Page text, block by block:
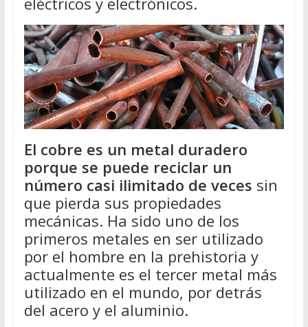
El cobre es un metal duradero
porque se puede reciclar un
número casi ilimitado de veces sin
que pierda sus propiedades
mecánicas. Ha sido uno de los
primeros metales en ser utilizado
por el hombre en la prehistoria y
actualmente es el tercer metal más
utilizado en el mundo, por detrás
del acero y el aluminio.